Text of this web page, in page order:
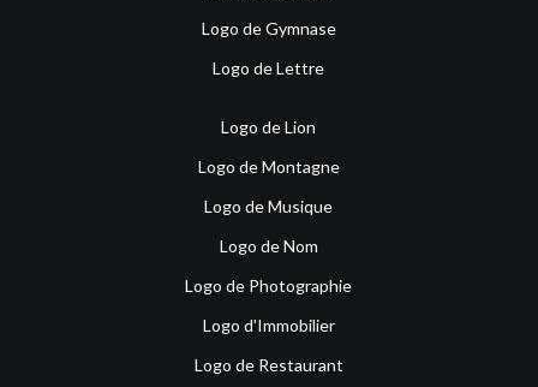
Logo de Gymnase
Logo de Lettre
Logo de Lion
Logo de Montagne
Logo de Musique
Logo de Nom
Logo de Photographie
Logo d'Immobilier
Logo de Restaurant